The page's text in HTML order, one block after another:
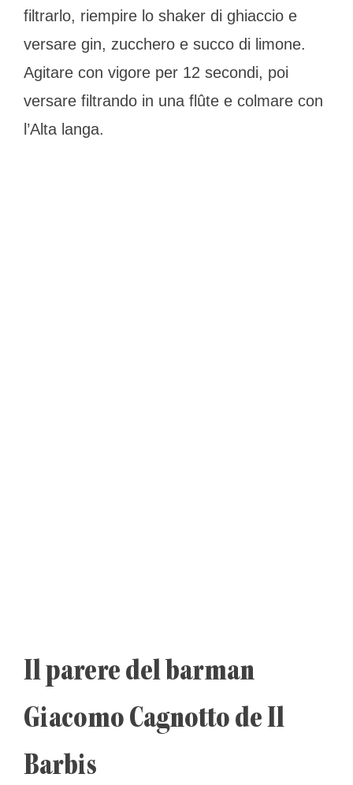
filtrarlo, riempire lo shaker di ghiaccio e
versare gin, zucchero e succo di limone.
Agitare con vigore per 12 secondi, poi
versare filtrando in una flûte e colmare con
l’Alta langa.
Il parere del barman
Giacomo Cagnotto de Il
Barbis